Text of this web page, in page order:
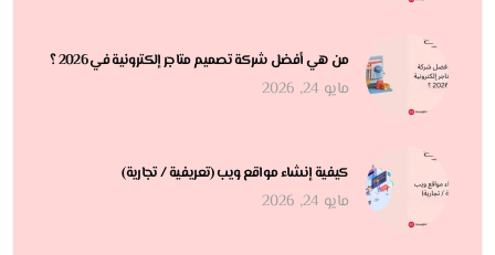
من هي أفضل شركة تصميم متاجر إلكترونية في 2026 ؟
مايو 24, 2026
كيفية إنشاء مواقع ويب (تعريفية / تجارية)
مايو 24, 2026